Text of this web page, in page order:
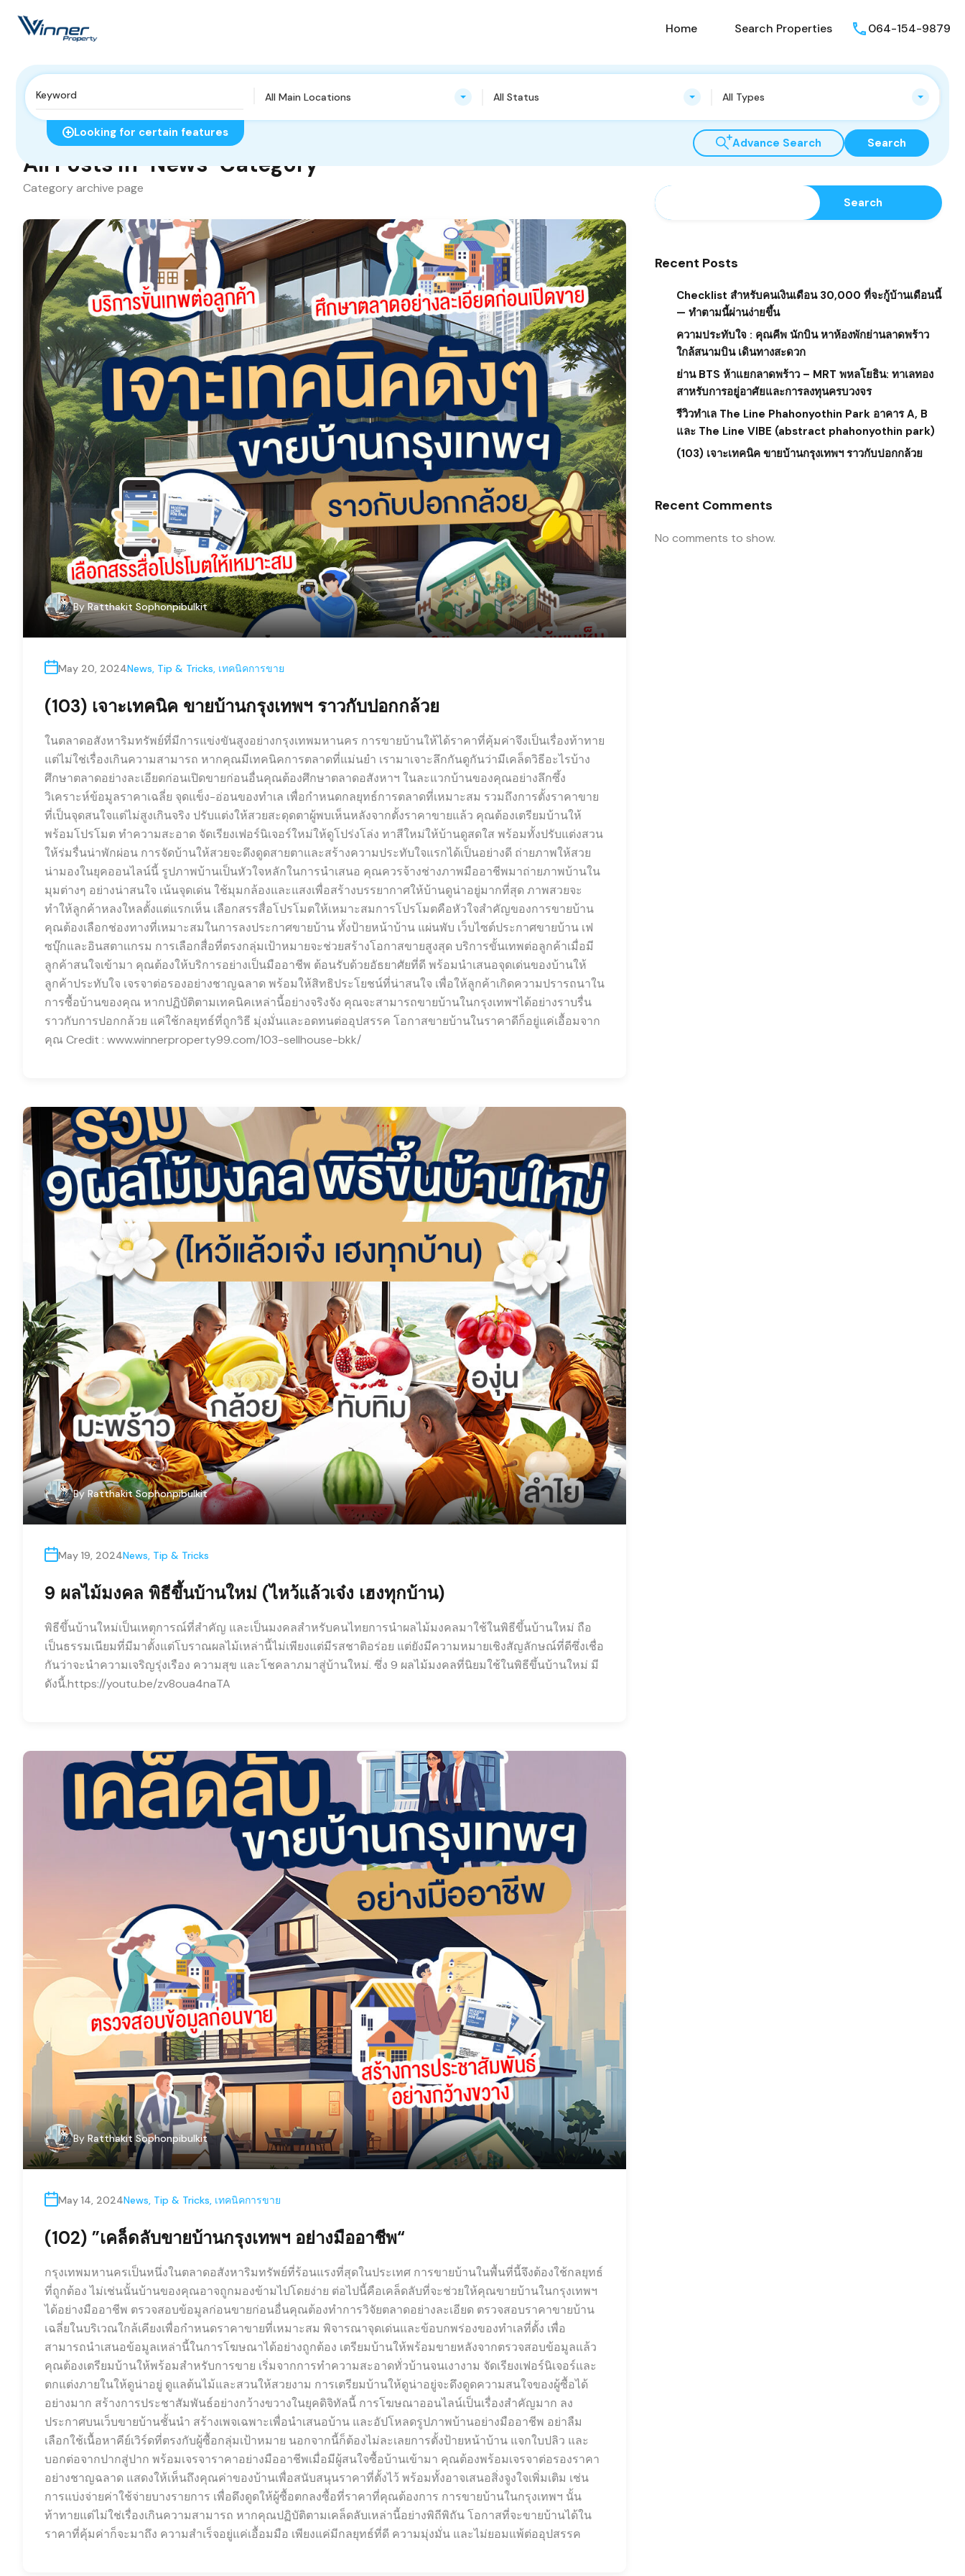
Home Search Properties 064-154-9879
All Main Locations All Status All Types
Looking for certain features
Advance Search Search
Home News
All Posts in "News" Category
Category archive page
By Ratthakit Sophonpibulkit
May 20, 2024News Tip & Tricks เทคนิคการขาย
(103) เจาะเทคนิค ขายบ้านกรุงเทพฯ ราวกับปอกกล้วย
ในตลาดอสังหาริมทรัพย์ที่มีการแข่งขันสูงอย่างกรุงเทพมหานคร การขายบ้านให้ได้ราคาที่คุ้มค่าจึงเป็นเรื่องท้าทาย
แต่ไม่ใช่เรื่องเกินความสามารถ หากคุณมีเทคนิคการตลาดที่แม่นยำ เรามาเจาะลึกกันดูกันว่ามีเคล็ดวิธีอะไรบ้าง
ศึกษาตลาดอย่างละเอียดก่อนเปิดขายก่อนอื่นคุณต้องศึกษาตลาดอสังหาฯ ในละแวกบ้านของคุณอย่างลึกซึ้ง
วิเคราะห์ข้อมูลราคาเฉลี่ย จุดแข็ง-อ่อนของทำเล เพื่อกำหนดกลยุทธ์การตลาดที่เหมาะสม รวมถึงการตั้งราคาขาย
ที่เป็นจุดสนใจแต่ไม่สูงเกินจริง ปรับแต่งให้สวยสะดุดตาผู้พบเห็นหลังจากตั้งราคาขายแล้ว คุณต้องเตรียมบ้านให้
พร้อมโปรโมต ทำความสะอาด จัดเรียงเฟอร์นิเจอร์ใหม่ให้ดูโปร่งโล่ง ทาสีใหม่ให้บ้านดูสดใส พร้อมทั้งปรับแต่งสวน
ให้ร่มรื่นน่าพักผ่อน การจัดบ้านให้สวยจะดึงดูดสายตาและสร้างความประทับใจแรกได้เป็นอย่างดี ถ่ายภาพให้สวย
น่ามองในยุคออนไลน์นี้ รูปภาพบ้านเป็นหัวใจหลักในการนำเสนอ คุณควรจ้างช่างภาพมืออาชีพมาถ่ายภาพบ้านใน
มุมต่างๆ อย่างน่าสนใจ เน้นจุดเด่น ใช้มุมกล้องและแสงเพื่อสร้างบรรยากาศให้บ้านดูน่าอยู่มากที่สุด ภาพสวยจะ
ทำให้ลูกค้าหลงใหลตั้งแต่แรกเห็น เลือกสรรสื่อโปรโมตให้เหมาะสมการโปรโมตคือหัวใจสำคัญของการขายบ้าน
คุณต้องเลือกช่องทางที่เหมาะสมในการลงประกาศขายบ้าน ทั้งป้ายหน้าบ้าน แผ่นพับ เว็บไซต์ประกาศขายบ้าน เฟ
ซบุ๊กและอินสตาเเกรม การเลือกสื่อที่ตรงกลุ่มเป้าหมายจะช่วยสร้างโอกาสขายสูงสุด บริการขั้นเทพต่อลูกค้าเมื่อมี
ลูกค้าสนใจเข้ามา คุณต้องให้บริการอย่างเป็นมืออาชีพ ต้อนรับด้วยอัธยาศัยที่ดี พร้อมนำเสนอจุดเด่นของบ้านให้
ลูกค้าประทับใจ เจรจาต่อรองอย่างชาญฉลาด พร้อมให้สิทธิประโยชน์ที่น่าสนใจ เพื่อให้ลูกค้าเกิดความปรารถนาใน
การซื้อบ้านของคุณ หากปฏิบัติตามเทคนิคเหล่านี้อย่างจริงจัง คุณจะสามารถขายบ้านในกรุงเทพฯได้อย่างราบรื่น
ราวกับการปอกกล้วย แค่ใช้กลยุทธ์ที่ถูกวิธี มุ่งมั่นและอดทนต่ออุปสรรค โอกาสขายบ้านในราคาดีก็อยู่แค่เอื้อมจาก
คุณ Credit : www.winnerproperty99.com/103-sellhouse-bkk/
By Ratthakit Sophonpibulkit
May 19, 2024News, Tip & Tricks
9 ผลไม้มงคล พิธีขึ้นบ้านใหม่ (ไหว้แล้วเจ๋ง เฮงทุกบ้าน)
พิธีขึ้นบ้านใหม่เป็นเหตุการณ์ที่สำคัญ และเป็นมงคลสำหรับคนไทยการนำผลไม้มงคลมาใช้ในพิธีขึ้นบ้านใหม่ ถือ
เป็นธรรมเนียมที่มีมาตั้งแต่โบราณผลไม้เหล่านี้ไม่เพียงแต่มีรสชาติอร่อย แต่ยังมีความหมายเชิงสัญลักษณ์ที่ดีซึ่งเชื่อ
กันว่าจะนำความเจริญรุ่งเรือง ความสุข และโชคลาภมาสู่บ้านใหม่. ซึ่ง 9 ผลไม้มงคลที่นิยมใช้ในพิธีขึ้นบ้านใหม่ มี
ดังนี้.https://youtu.be/zv8oua4naTA
By Ratthakit Sophonpibulkit
May 14, 2024News Tip & Tricks เทคนิคการขาย
(102) ”เคล็ดลับขายบ้านกรุงเทพฯ อย่างมืออาชีพ“
กรุงเทพมหานครเป็นหนึ่งในตลาดอสังหาริมทรัพย์ที่ร้อนแรงที่สุดในประเทศ การขายบ้านในพื้นที่นี้จึงต้องใช้กลยุทธ์
ที่ถูกต้อง ไม่เช่นนั้นบ้านของคุณอาจถูกมองข้ามไปโดยง่าย ต่อไปนี้คือเคล็ดลับที่จะช่วยให้คุณขายบ้านในกรุงเทพฯ
ได้อย่างมืออาชีพ ตรวจสอบข้อมูลก่อนขายก่อนอื่นคุณต้องทำการวิจัยตลาดอย่างละเอียด ตรวจสอบราคาขายบ้าน
เฉลี่ยในบริเวณใกล้เคียงเพื่อกำหนดราคาขายที่เหมาะสม พิจารณาจุดเด่นและข้อบกพร่องของทำเลที่ตั้ง เพื่อ
สามารถนำเสนอข้อมูลเหล่านี้ในการโฆษณาได้อย่างถูกต้อง เตรียมบ้านให้พร้อมขายหลังจากตรวจสอบข้อมูลแล้ว
คุณต้องเตรียมบ้านให้พร้อมสำหรับการขาย เริ่มจากการทำความสะอาดทั่วบ้านจนเงางาม จัดเรียงเฟอร์นิเจอร์และ
ตกแต่งภายในให้ดูน่าอยู่ ดูแลต้นไม้และสวนให้สวยงาม การเตรียมบ้านให้ดูน่าอยู่จะดึงดูดความสนใจของผู้ซื้อได้
อย่างมาก สร้างการประชาสัมพันธ์อย่างกว้างขวางในยุคดิจิทัลนี้ การโฆษณาออนไลน์เป็นเรื่องสำคัญมาก ลง
ประกาศบนเว็บขายบ้านชั้นนำ สร้างเพจเฉพาะเพื่อนำเสนอบ้าน และอัปโหลดรูปภาพบ้านอย่างมืออาชีพ อย่าลืม
เลือกใช้เนื้อหาคีย์เวิร์ดที่ตรงกับผู้ซื้อกลุ่มเป้าหมาย นอกจากนี้ก็ต้องไม่ละเลยการตั้งป้ายหน้าบ้าน แจกใบปลิว และ
บอกต่อจากปากสู่ปาก พร้อมเจรจาราคาอย่างมืออาชีพเมื่อมีผู้สนใจซื้อบ้านเข้ามา คุณต้องพร้อมเจรจาต่อรองราคา
อย่างชาญฉลาด แสดงให้เห็นถึงคุณค่าของบ้านเพื่อสนับสนุนราคาที่ตั้งไว้ พร้อมทั้งอาจเสนอสิ่งจูงใจเพิ่มเติม เช่น
การแบ่งจ่ายค่าใช้จ่ายบางรายการ เพื่อดึงดูดให้ผู้ซื้อตกลงซื้อที่ราคาที่คุณต้องการ การขายบ้านในกรุงเทพฯ นั้น
ท้าทายแต่ไม่ใช่เรื่องเกินความสามารถ หากคุณปฏิบัติตามเคล็ดลับเหล่านี้อย่างพิถีพิถัน โอกาสที่จะขายบ้านได้ใน
ราคาที่คุ้มค่าก็จะมาถึง ความสำเร็จอยู่แค่เอื้อมมือ เพียงแค่มีกลยุทธ์ที่ดี ความมุ่งมั่น และไม่ยอมแพ้ต่ออุปสรรค
Search
Search
Recent Posts
Checklist สำหรับคนเงินเดือน 30,000 ที่จะกู้บ้านเดือนนี้
— ทำตามนี้ผ่านง่ายขึ้น
ความประทับใจ : คุณคีพ นักบิน หาห้องพักย่านลาดพร้าว
ใกล้สนามบิน เดินทางสะดวก
ย่าน BTS ห้าแยกลาดพร้าว – MRT พหลโยธิน: ทาเลทอง
สาหรับการอยู่อาศัยและการลงทุนครบวงจร
รีวิวทำเล The Line Phahonyothin Park อาคาร A, B
และ The Line VIBE (abstract phahonyothin park)
(103) เจาะเทคนิค ขายบ้านกรุงเทพฯ ราวกับปอกกล้วย
Recent Comments
No comments to show.